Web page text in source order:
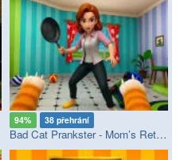
94% 38 přehrání
Bad Cat Prankster - Mom’s Return